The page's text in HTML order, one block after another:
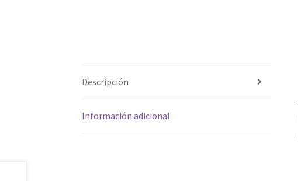
Descripción
Información adicional